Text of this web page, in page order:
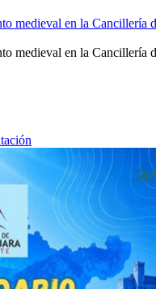
medieval en la Cancillería
medieval en la Cancillería